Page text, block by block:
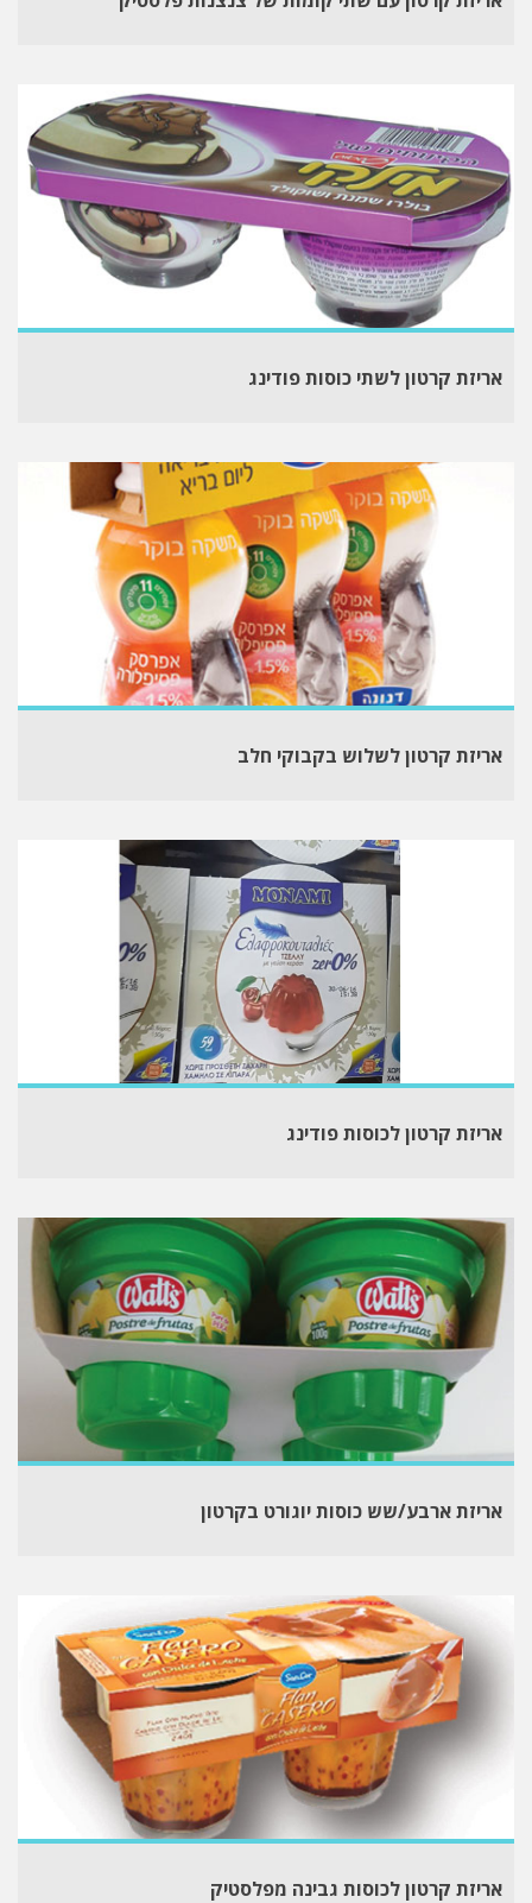
אריזת קרטון לשתי כוסות פודינג
אריזת קרטון לשלוש בקבוקי חלב
אריזת קרטון לכוסות פודינג
אריזת ארבע/שש כוסות יוגורט בקרטון
אריזת קרטון לכוסות גבינה מפלסטיק